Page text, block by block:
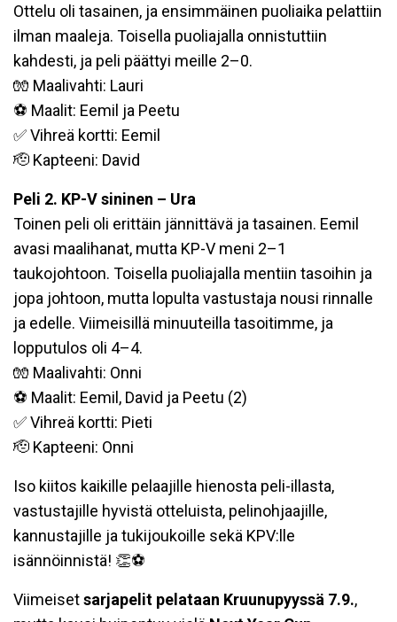
Ottelu oli tasainen, ja ensimmäinen puoliaika pelattiin
ilman maaleja. Toisella puoliajalla onnistuttiin
kahdesti, ja peli päättyi meille 2–0.
🧤 Maalivahti: Lauri
⚽️ Maalit: Eemil ja Peetu
✅ Vihreä kortti: Eemil
🫡 Kapteeni: David
Peli 2. KP-V sininen – Ura
Toinen peli oli erittäin jännittävä ja tasainen. Eemil
avasi maalihanat, mutta KP-V meni 2–1
taukojohtoon. Toisella puoliajalla mentiin tasoihin ja
jopa johtoon, mutta lopulta vastustaja nousi rinnalle
ja edelle. Viimeisillä minuuteilla tasoitimme, ja
lopputulos oli 4–4.
🧤 Maalivahti: Onni
⚽️ Maalit: Eemil, David ja Peetu (2)
✅ Vihreä kortti: Pieti
🫡 Kapteeni: Onni
Iso kiitos kaikille pelaajille hienosta peli-illasta,
vastustajille hyvistä otteluista, pelinohjaajille,
kannustajille ja tukijoukoille sekä KPV:lle
isännöinnistä! 👏⚽️
Viimeisetsarjapelit pelataan Kruunupyyssä 7.9.,